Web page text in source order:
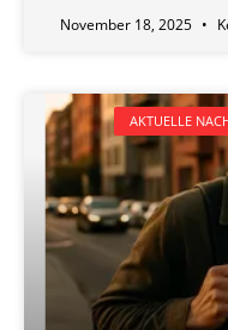
November 18, 2025
AKTUELLE